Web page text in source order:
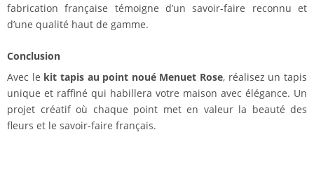
fabrication française témoigne d’un savoir-faire reconnu et
d’une qualité haut de gamme.
Conclusion
Avec le kit tapis au point noué Menuet Rose, réalisez un tapis
unique et raffiné qui habillera votre maison avec élégance. Un
projet créatif où chaque point met en valeur la beauté des
fleurs et le savoir-faire français.